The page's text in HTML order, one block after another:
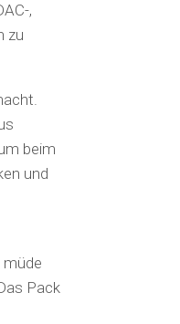
,
zu
beim
und
müde
Pack